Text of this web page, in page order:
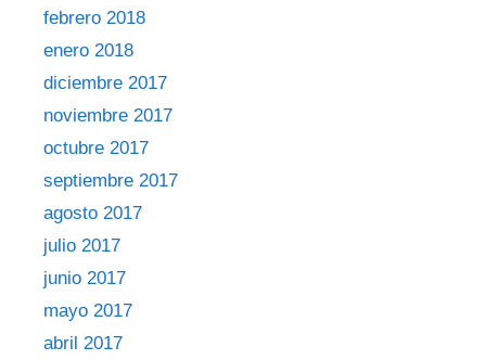
febrero 2018
enero 2018
diciembre 2017
noviembre 2017
octubre 2017
septiembre 2017
agosto 2017
julio 2017
junio 2017
mayo 2017
abril 2017